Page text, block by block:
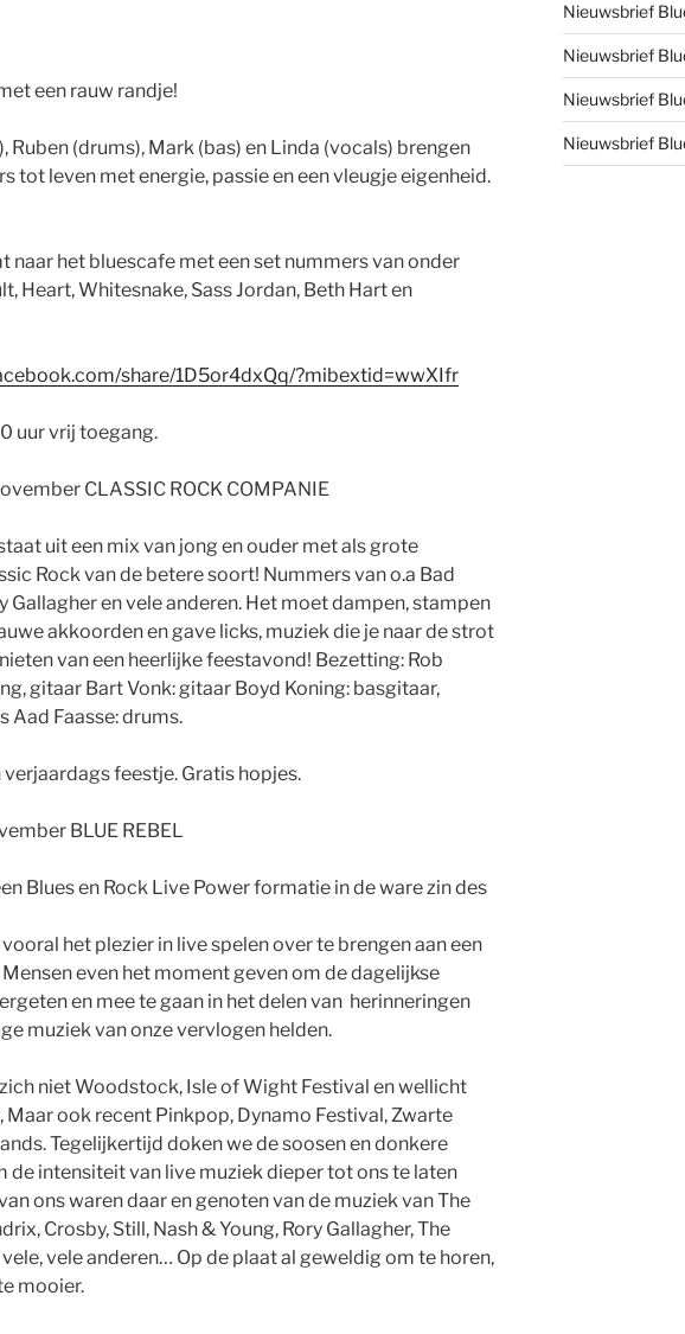
een rauw randje!
Ruben (drums), Mark (bas) en Linda (vocals) brengen
tot leven met energie, passie en een vleugje eigenheid.
naar het bluescafe met een set nummers van onder
Heart, Whitesnake, Sass Jordan, Beth Hart en
share/1D5or4dxQq/?mibextid=wwXIfr
uur vrij toegang.
CLASSIC ROCK COMPANIE
uit een mix van jong en ouder met als grote
Rock van de betere soort! Nummers van o.a Bad
Gallagher en vele anderen. Het moet dampen, stampen
akkoorden en gave licks, muziek die je naar de strot
van een heerlijke feestavond! Bezetting: Rob
gitaar Bart Vonk: gitaar Boyd Koning: basgitaar,
Aad Faasse: drums.
verjaardags feestje. Gratis hopjes.
BLUE REBEL
Blues en Rock Live Power formatie in de ware zin des
het plezier in live spelen over te brengen aan een
even het moment geven om de dagelijkse
en mee te gaan in het delen van herinneringen
muziek van onze vervlogen helden.
niet Woodstock, Isle of Wight Festival en wellicht
Maar ook recent Pinkpop, Dynamo Festival, Zwarte
Tegelijkertijd doken we de soosen en donkere
de intensiteit van live muziek dieper tot ons te laten
ons waren daar en genoten van de muziek van The
Crosby, Still, Nash & Young, Rory Gallagher, The
vele anderen… Op de plaat al geweldig om te horen,
mooier.
Nieuwsbrief
Nieuwsbrief
Nieuwsbrief
Nieuwsbrief